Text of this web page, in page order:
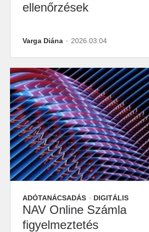
ellenőrzések
Varga Diána 2026.03.04
ADÓTANÁCSADÁS DIGITÁLIS
NAV Online Számla
figyelmeztetés